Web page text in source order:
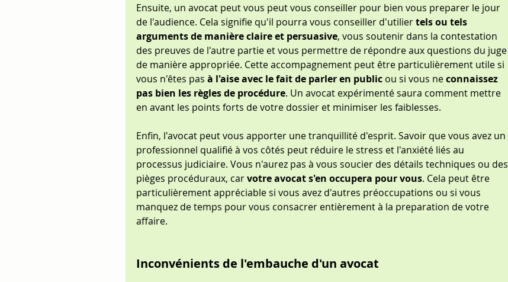
Ensuite, un avocat peut vous peut vous conseiller pour bien vous preparer le jour
de l'audience. Cela signifie qu'il pourra vous conseiller d'utilier tels ou tels
arguments de manière claire et persuasive, vous soutenir dans la contestation
des preuves de l'autre partie et vous permettre de répondre aux questions du juge
de manière appropriée. Cette accompagnement peut être particulièrement utile si
vous n'êtes pas à l'aise avec le fait de parler en public ou si vous ne connaissez
pas bien les règles de procédure. Un avocat expérimenté saura comment mettre
en avant les points forts de votre dossier et minimiser les faiblesses.
Enfin, l'avocat peut vous apporter une tranquillité d'esprit. Savoir que vous avez un
professionnel qualifié à vos côtés peut réduire le stress et l'anxiété liés au
processus judiciaire. Vous n'aurez pas à vous soucier des détails techniques ou des
pièges procéduraux, car votre avocat s'en occupera pour vous. Cela peut être
particulièrement appréciable si vous avez d'autres préoccupations ou si vous
manquez de temps pour vous consacrer entièrement à la preparation de votre
affaire.
Inconvénients de l'embauche d'un avocat